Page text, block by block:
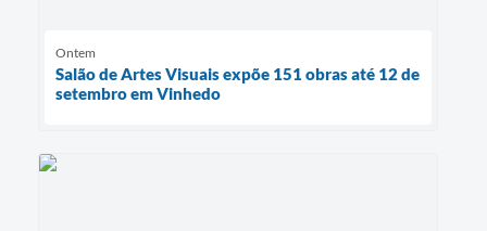
Ontem
Salão de Artes Visuais expõe 151 obras até 12 de
setembro em Vinhedo